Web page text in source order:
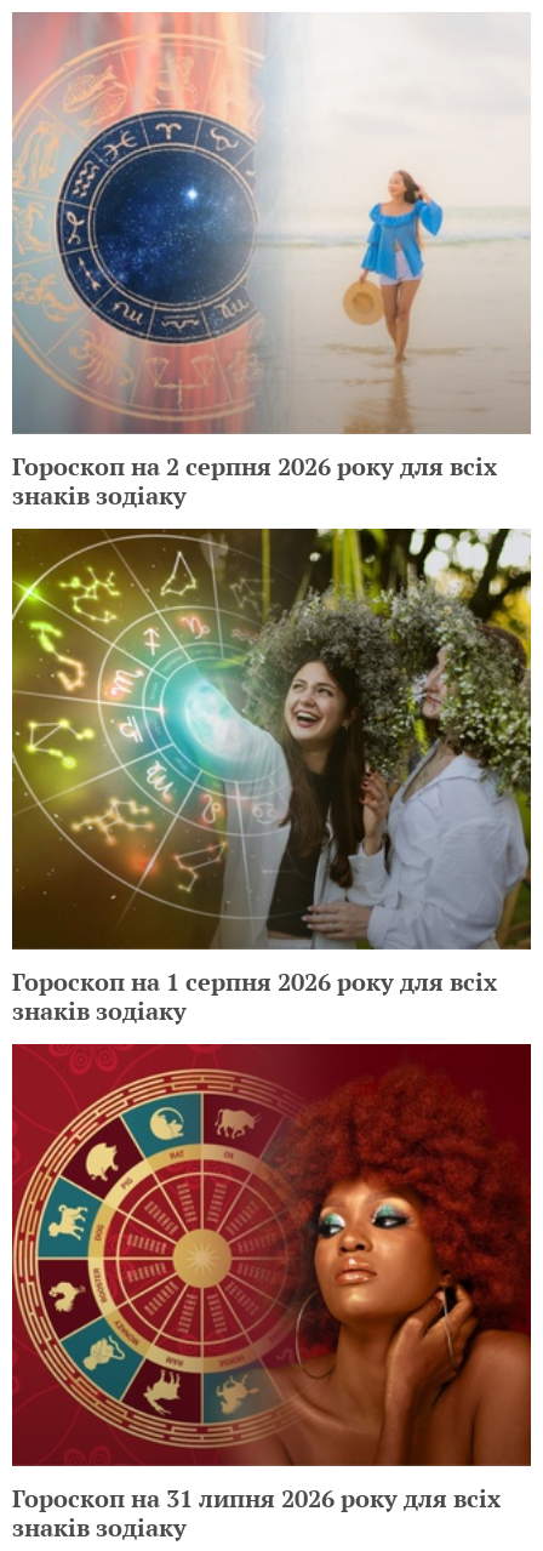
Гороскоп на 2 серпня 2026 року для всіх
знаків зодіаку
Гороскоп на 1 серпня 2026 року для всіх
знаків зодіаку
Гороскоп на 31 липня 2026 року для всіх
знаків зодіаку